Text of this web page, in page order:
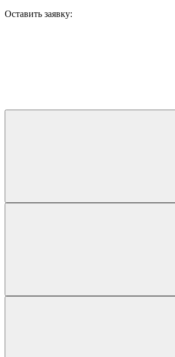
Оставить заявку: